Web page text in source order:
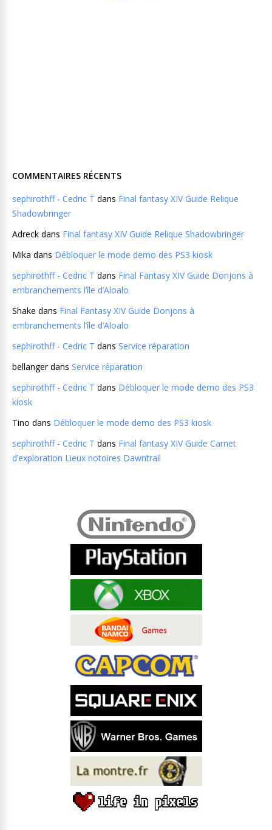
COMMENTAIRES RÉCENTS
sephirothff - Cedric T dans Final fantasy XIV Guide Relique
Shadowbringer
Adreck dans Final fantasy XIV Guide Relique Shadowbringer
Mika dans Débloquer le mode demo des PS3 kiosk
sephirothff - Cedric T dans Final Fantasy XIV Guide Donjons à
embranchements l’île d’Aloalo
Shake dans Final Fantasy XIV Guide Donjons à
embranchements l’île d’Aloalo
sephirothff - Cedric T dans Service réparation
bellangerdans Service réparation
sephirothff - Cedric T dans Débloquer le mode demo des PS3
kiosk
Tino dans Débloquer le mode demo des PS3 kiosk
sephirothff - Cedric T dans Final fantasy XIV Guide Carnet
d’exploration Lieux notoires Dawntrail